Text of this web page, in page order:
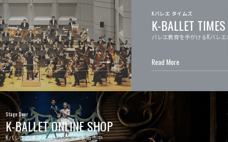
Kバレエ タイムズ
K-BALLET TIMES
バレエ教育を手がけるKバレ
Read More
Stage Door
K-BALLET ONLINE SHOP
Kバレエのオフィシャルグッズを販売中